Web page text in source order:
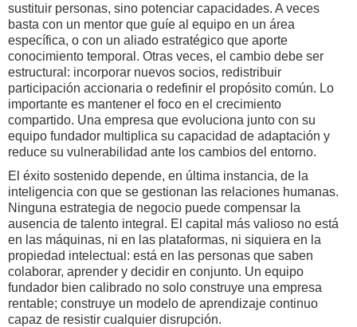
sustituir personas, sino potenciar capacidades. A veces
basta con un mentor que guíe al equipo en un área
específica, o con un aliado estratégico que aporte
conocimiento temporal. Otras veces, el cambio debe ser
estructural: incorporar nuevos socios, redistribuir
participación accionaria o redefinir el propósito común. Lo
importante es mantener el foco en el crecimiento
compartido. Una empresa que evoluciona junto con su
equipo fundador multiplica su capacidad de adaptación y
reduce su vulnerabilidad ante los cambios del entorno.
El éxito sostenido depende, en última instancia, de la
inteligencia con que se gestionan las relaciones humanas.
Ninguna estrategia de negocio puede compensar la
ausencia de talento integral. El capital más valioso no está
en las máquinas, ni en las plataformas, ni siquiera en la
propiedad intelectual: está en las personas que saben
colaborar, aprender y decidir en conjunto. Un equipo
fundador bien calibrado no solo construye una empresa
rentable; construye un modelo de aprendizaje continuo
capaz de resistir cualquier disrupción.